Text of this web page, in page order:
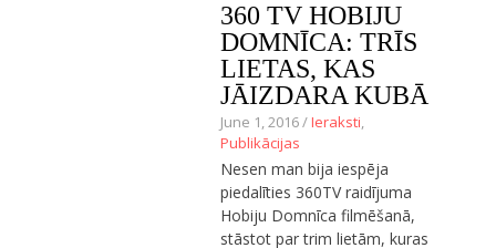
Ceļojumu apraksti
Jaunākie ieraksti
Par mums
Praktiski ieteikumi
Privātuma politika
Publikācijas
Ceļojumu apraksti
360 TV HOBIJU
DOMNĪCA: TRĪS
LIETAS, KAS
JĀIZDARA KUBĀ
June 1, 2016 /Ieraksti,
Publikācijas
Nesen man bija iespēja
piedalīties 360TV raidījuma
Hobiju Domnīca filmēšanā,
stāstot par trim lietām, kuras